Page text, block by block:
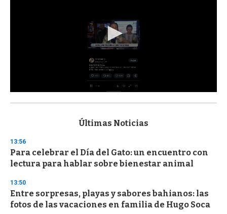
s
d
s
o
f
3
s
e
c
Últimas Noticias
13:56
Para celebrar el Día del Gato: un encuentro con
lectura para hablar sobre bienestar animal
13:50
Entre sorpresas, playas y sabores bahianos: las
fotos de las vacaciones en familia de Hugo Soca